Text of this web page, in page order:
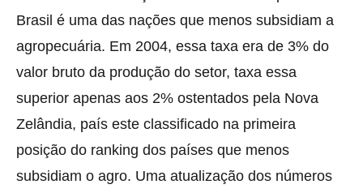
Brasil é uma das nações que menos subsidiam a
agropecuária. Em 2004, essa taxa era de 3% do
valor bruto da produção do setor, taxa essa
superior apenas aos 2% ostentados pela Nova
Zelândia, país este classificado na primeira
posição do ranking dos países que menos
subsidiam o agro. Uma atualização dos números